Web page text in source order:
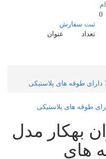
0
ثبت سفارش
تعداد
عنوان
بهکار مدل
های